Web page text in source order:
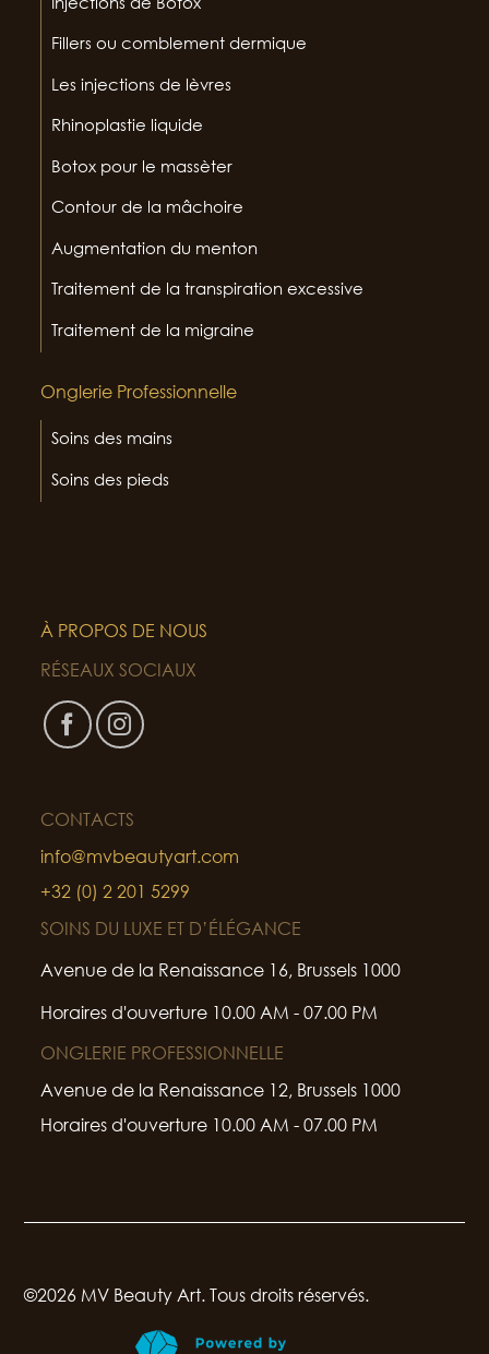
Fillers ou comblement dermique
Les injections de lèvres
Rhinoplastie liquide
Botox pour le massèter
Contour de la mâchoire
Augmentation du menton
Traitement de la transpiration excessive
Traitement de la migraine
Onglerie Professionnelle
Soins des mains
Soins des pieds
À PROPOS DE NOUS
RÉSEAUX SOCIAUX
CONTACTS
info@mvbeautyart.com
+32 (0) 2 201 5299
SOINS DU LUXE ET D’ÉLÉGANCE
Avenue de la Renaissance 16, Brussels 1000
Horaires d'ouverture 10.00 AM - 07.00 PM
ONGLERIE PROFESSIONNELLE
Avenue de la Renaissance 12, Brussels 1000
Horaires d'ouverture 10.00 AM - 07.00 PM
©2026 MV Beauty Art. Tous droits réservés.